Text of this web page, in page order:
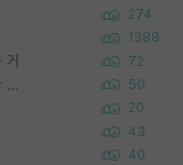
274
1388
거 72
포스텍 억까에 대해 (동문의 학문적 아웃풋에 대한 반박) 50
20
43
40